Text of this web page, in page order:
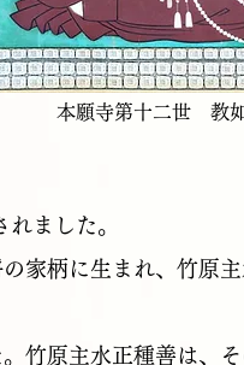
本願寺第十二世 教
ました。
家柄に生まれ、竹原
竹原主水正種善は、